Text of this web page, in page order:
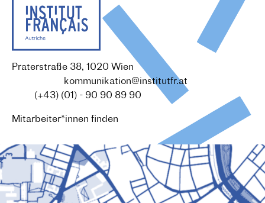
Praterstraße 38, 1020 Wien
kommunikation@institutfr.at
(+43) (01) - 90 90 89 90
Mitarbeiter*innen finden